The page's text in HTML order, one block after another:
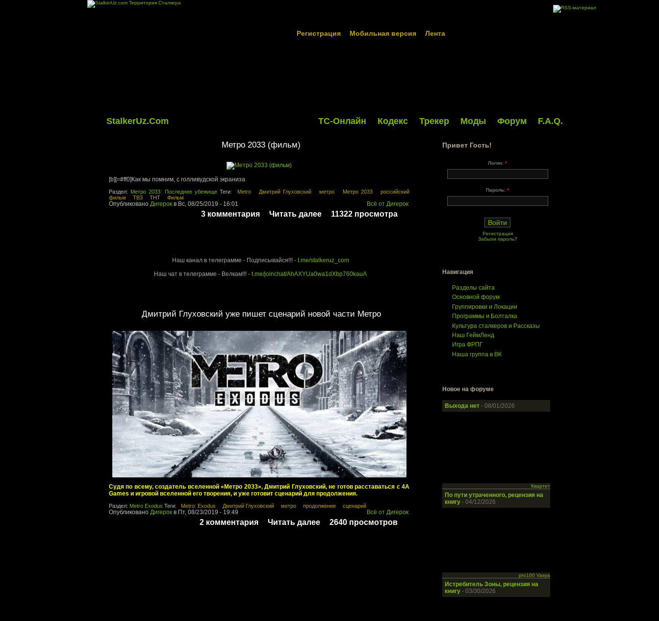
Регистрация Мобильная версия Лента
StalkerUz.Com ТС-Онлайн Кодекс Трекер Моды Форум F.A.Q.
Метро 2033 (фильм)
[b][=#ff0]Как мы помним, с голливудской экраниза
Раздел: Метро 2033: Последнее убежищеТеги: Metro Дмитрий Глуховский метро Метро 2033
российский
фильм
ТВ3 ТНТ Фильм
Всё от Дигерок
Опубликовано Дигерок в Вс, 08/25/2019 - 16:01
3 комментария Читать далее 11322 просмотра
StalkerUz.com - Территория Сталкера
Наш канал в телеграмме - Подписывайся!!! - t.me/stalkeruz_com
Наш чат в телеграмме - Велкам!!! - t.me/joinchat/AhAXYUa0wa1dXbp760kauA
Дмитрий Глуховский уже пишет сценарий новой части Метро
Судя по всему, создатель вселенной «Метро 2033», Дмитрий Глуховский, не готов расставаться с 4A
Games и игровой вселенной его творения, и уже готовит сценарий для продолжения.
Раздел: Metro Exodus Теги: Metro: Exodus Дмитрий Глуховский метро продолжение сценарий
Всё от Дигерок
Опубликовано Дигерок в Пт, 08/23/2019 - 19:49
2 комментария Читать далее 2640 просмотров
Привет Гость!
Логин: *
Пароль: *
Регистрация
Забыли пароль?
Навигация
Разделы сайта
Основной форум
Группировки и Локации
Программы и Болталка
Культура сталкеров и Рассказы
Наш ГеймЛенд
Игра ФРПГ
Наша группа в ВК
Новое на форуме
Выхода нет - 08/01/2026
Квартет
По пути утраченного, рецензия на
книгу - 04/12/2026
pro100 Vasya
Истребитель Зоны, рецензия на
книгу - 03/30/2026